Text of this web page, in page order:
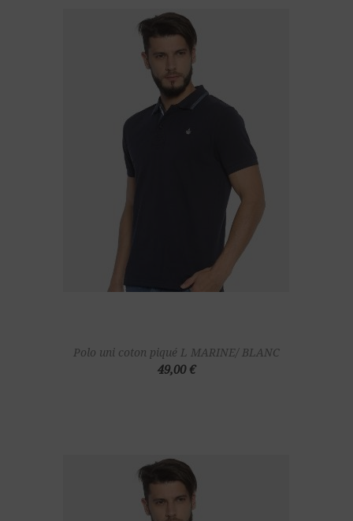
Polo uni coton piqué L MARINE/ BLANC
49,00 €